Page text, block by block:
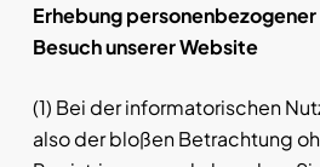
Erhebung
Besuch unserer Website
(1) Bei der informatorischen
also der bloßen Betrachtung